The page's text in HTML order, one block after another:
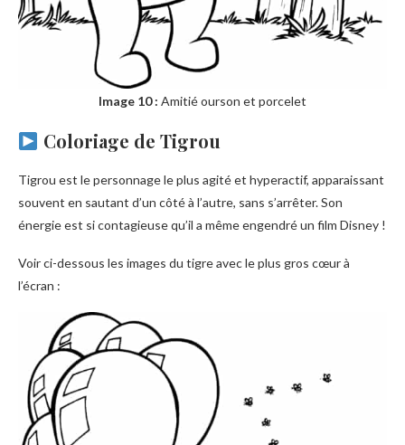
Image 10 : Amitié ourson et porcelet
Coloriage de Tigrou
Tigrou est le personnage le plus agité et hyperactif, apparaissant
souvent en sautant d’un côté à l’autre, sans s’arrêter. Son
énergie est si contagieuse qu’il a même engendré un film Disney !
Voir ci-dessous les images du tigre avec le plus gros cœur à
l’écran :